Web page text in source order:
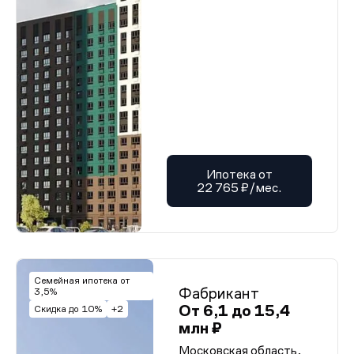
Проектная декларация от 07.05.2025 г. (корп. 1-3)
Проектная декларация от 07.05.2025 г. (корп. 1-3)
Проектная декларация от 07.05.2025 г. (корп. 1-3)
Проектная декларация от 07.05.2025 г. (корп. 1-3)
Проектная декларация от 07.05.2025 г. (корп. 1-3)
Проектная декларация от 07.05.2025 г. (корп. 1-3)
Проектная декларация от 07.05.2025 г. (корп. 1-3)
Проектная декларация от 07.05.2025 г. (корп. 1-3)
Проектная декларация от 07.05.2025 г. (корп. 1-3)
Проектная декларация от 07.05.2025 г. (корп. 1-3)
Проектная декларация от 07.05.2025 г. (корп. 1-3)
Проектная декларация от 07.05.2025 г. (корп. 1-3)
Проектная декларация от 07.05.2025 г. (корп. 1-3)
Проектная декларация от 07.05.2025 г. (корп. 1-3)
Проектная декларация от 07.05.2025 г. (корп. 1-3)
Проектная декларация от 07.05.2025 г. (корп. 1-3)
Проектная декларация от 07.05.2025 г. (корп. 1-3)
Проектная декларация от 07.05.2025 г. (корп. 1-3)
Проектная декларация от 07.05.2025 г. (корп. 1-3)
Проектная декларация от 07.05.2025 г. (корп. 1-3)
Проектная декларация от 07.05.2025 г. (корп. 1-3)
Проектная декларация от 07.05.2025 г. (корп. 1-3)
Проектная декларация от 07.05.2025 г. (корп. 1-3)
Проектная декларация от 07.05.2025 г. (корп. 1-3)
Ипотека от
22 765 ₽/мес.
Семейная ипотека от
3,5%
Скидка до 10%
+2
Фабрикант
От 6,1 до 15,4
млн ₽
Московская область,